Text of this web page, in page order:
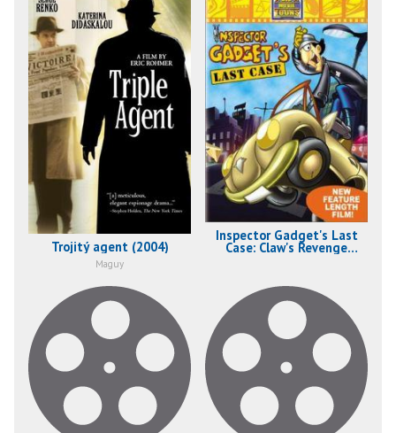
Trojitý agent (2004)
Maguy
Inspector Gadget's Last
Case: Claw's Revenge